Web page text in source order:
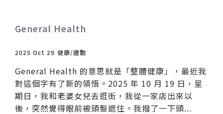
General Health
2025 Oct 29 健康/運動
General Health 的意思就是「整體健康」，最近我
對這個字有了新的領悟。2025 年 10 月 19 日，星
期日，我和老婆女兒去逛街，我從一家店出來以
後，突然覺得眼前被頭髮遮住。我撥了一下頭...